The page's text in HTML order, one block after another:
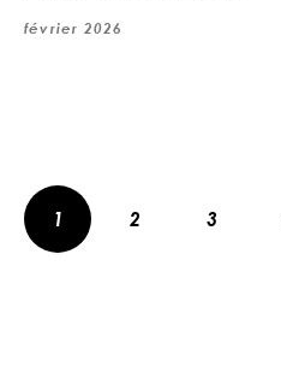
février 2026
1 2 3